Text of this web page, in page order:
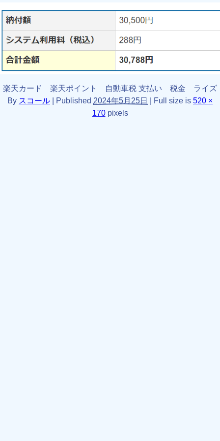
楽天カード 楽天ポイント 自動車税 支払い 税金 ライズ
By スコール Published 2024年5月25日 Full size is 520 ×
170pixels